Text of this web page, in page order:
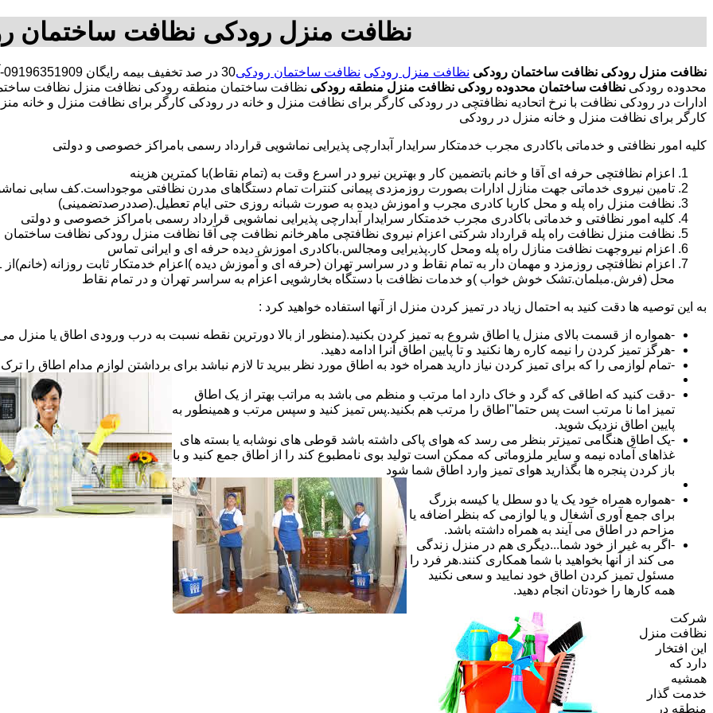
نظافت منزل رودکی نظافت ساختمان
نظافت منزل رودکی نظافت ساختمان رودکی نظافت منزل رودکی نظافت ساختمان رودکی
محدوده رودکی نظافت ساختمان محدوده رودکی نظافت منزل منطقه رودکی نظافت ساختمان منطقه رودکی نظافت منزل نظافت
ادارات در رودکی نظافت با نرخ اتحادیه نظافتچی در رودکی کارگر برای نظافت منزل و خانه در رودکی کارگر برای نظافت منزل و
کارگر برای نظافت منزل و خانه منزل در رودکی
کلیه امور نظافتی و خدماتی باکادری مجرب خدمتکار سرایدار آبدارچی پذیرایی نماشویی قرارداد رسمی بامراکز خصوصی و دولتی
اعزام نظافتچی حرفه ای آقا و خانم باتضمین کار و بهترین نیرو در اسرع وقت به (تمام نقاط)با کمترین هزینه
تامین نیروی خدماتی جهت منازل ادارات بصورت روزمزدی پیمانی کنترات تمام دستگاهای مدرن نظافتی موجوداست.کف سابی
نظافت منزل راه پله و محل کاربا کادری مجرب و اموزش دیده به صورت شبانه روزی حتی ایام تعطیل.(صددرصدتضمینی)
کلیه امور نظافتی و خدماتی باکادری مجرب خدمتکار سرایدار آبدارچی پذیرایی نماشویی قرارداد رسمی بامراکز خصوصی و دولتی
نظافت منزل نظافت راه پله قرارداد شرکتی اعزام نیروی نظافتچی ماهرخانم نظافت چی آقا نظافت منزل رودکی نظافت ساختمان
اعزام نیروجهت نظافت منازل راه پله ومحل کار.پذیرایی ومجالس.باکادری اموزش دیده حرفه ای و ایرانی تماس
محل (فرش.مبلمان.تشک خوش خواب )و خدمات نظافت با دستگاه بخارشویی اعزام به سراسر تهران و در تمام نقاط
به این توصیه ها دقت کنید به احتمال زیاد در تمیز کردن منزل از آنها استفاده خواهید کرد :
-همواره از قسمت بالای منزل یا اطاق شروع به تمیز کردن بکنید.(منظور از بالا دورترین نقطه نسبت به درب ورودی اطاق یا منزل
-هرگز تمیز کردن را نیمه کاره رها نکنید و تا پایین اطاق آنرا ادامه دهید.
-تمام لوازمی را که برای تمیز کردن نیاز دارید همراه خود به اطاق مورد نظر ببرید تا لازم نباشد برای برداشتن لوازم مدام اطاق را ترک
-دقت کنید که اطاقی که گرد و خاک دارد اما مرتب و منظم می باشد به مراتب بهتر از یک اطاق
تمیز اما نا مرتب است پس حتما"اطاق را مرتب هم بکنید.پس تمیز کنید و سپس مرتب و همینطور به
پایین اطاق نزدیک شوید.
-یک اطاق هنگامی تمیزتر بنظر می رسد که هوای پاکی داشته باشد قوطی های نوشابه یا بسته های
غذاهای آماده نیمه و سایر ملزوماتی که ممکن است تولید بوی نامطبوع کند را از اطاق جمع کنید و با
باز کردن پنجره ها بگذارید هوای تمیز وارد اطاق شما شود
-همواره همراه خود یک یا دو سطل یا کیسه بزرگ
برای جمع آوری آشغال و یا لوازمی که بنظر اضافه یا
مزاحم در اطاق می آیند به همراه داشته باشد.
-اگر به غیر از خود شما...دیگری هم در منزل زندگی
می کند از آنها بخواهید با شما همکاری کنند.هر فرد را
مسئول تمیز کردن اطاق خود نمایید و سعی نکنید
همه کارها را خودتان انجام دهید.
شرکت
نظافت منزل
این افتخار
دارد که
همشیه
خدمت گذار
منطقه در